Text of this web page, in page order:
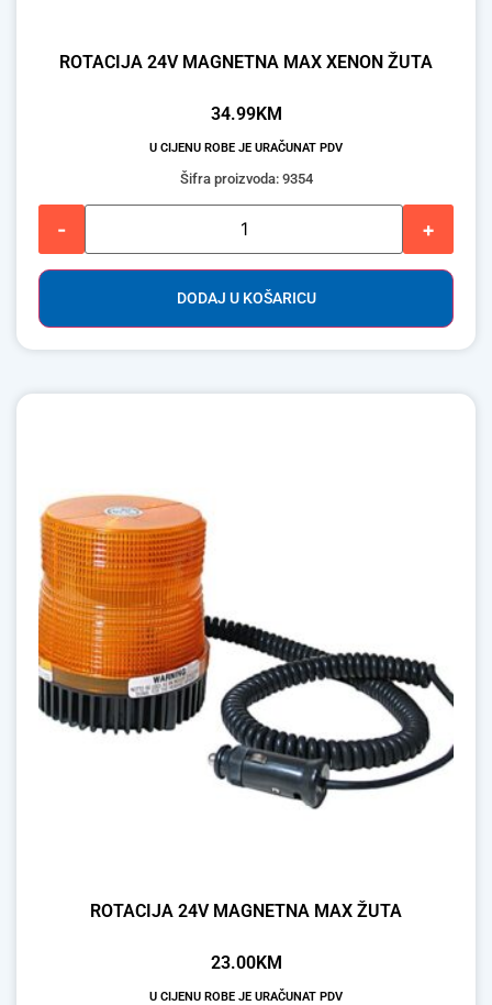
ROTACIJA 24V MAGNETNA MAX XENON ŽUTA
34.99KM
U CIJENU ROBE JE URAČUNAT PDV
Šifra proizvoda: 9354
- +
DODAJ U KOŠARICU
ROTACIJA 24V MAGNETNA MAX ŽUTA
23.00KM
U CIJENU ROBE JE URAČUNAT PDV